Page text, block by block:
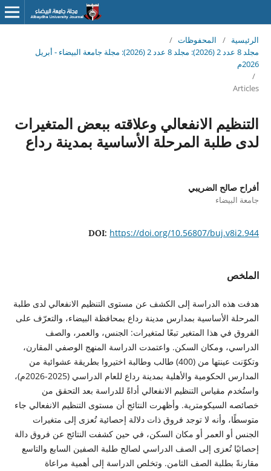
الرئيسية / المحفوظات /
مجلد 8 عدد 2 (2026): مجلد 8 عدد 2 (2026): مجلة جامعة البيضاء - أبريل
2026م
/
Articles
التنظيم الانفعالي وعلاقته ببعض المتغيرات
لدى طلبة المرحلة الأساسية بمدينة رداع
أفراح صالح الضريبي
جامعة البيضاء
DOI: https://doi.org/10.56807/buj.v8i2.944
الملخص
هدفت هذه الدراسة إلى الكشف عن مستوى التنظيم الانفعالي لدى طلبة
المرحلة الأساسية بمدارس مدينة رداع بمحافظة البيضاء، والتعرّف على
الفروق في هذا المتغير تبعًا لمتغيرات: الجنس، والعمر، والصف
الدراسي، ومكان السكن. واعتمدت الدراسة المنهج الوصفي المقارن،
وتكوّنت عينتها من (400) طالب وطالبة اختيروا بطريقة عشوائية من
المدارس الحكومية والأهلية بمدينة رداع للعام الدراسي (2025-2026م)،
واستُخدم مقياس التنظيم الانفعالي أداةً للدراسة بعد التحقق من
خصائصه السيكومترية. وأظهرت النتائج أن مستوى التنظيم الانفعالي جاء
متوسطًا، وأنه لا توجد فروق ذات دلالة إحصائية تُعزى إلى متغيرات
الجنس أو العمر أو مكان السكن، في حين كشفت النتائج عن فروق دالة
إحصائيًا تُعزى إلى الصف الدراسي لصالح طلبة الصفين السابع والتاسع
مقارنةً بطلبة الصف الثامن. وتخلص الدراسة إلى أهمية مراعاة